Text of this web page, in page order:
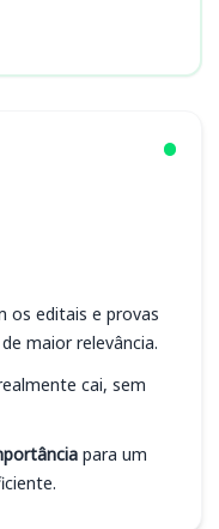
os editais e provas
maior relevância.
cai, sem
para um